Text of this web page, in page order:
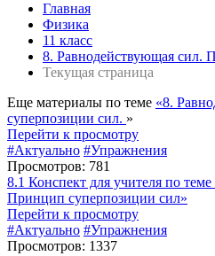
Главная
Физика
11 класс
8. Равнодействующая сил.
Текущая страница
Еще материалы по теме «8.
суперпозиции сил. »
Перейти к просмотру
#Актуально #Упражнения
Просмотров: 781
8.1 Конспект для учителя по
Принцип суперпозиции сил»
Перейти к просмотру
#Актуально #Упражнения
Просмотров: 1337